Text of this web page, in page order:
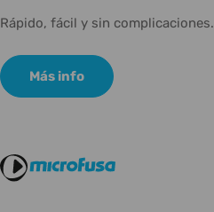
Rápido, fácil y sin complicaciones.
Más info